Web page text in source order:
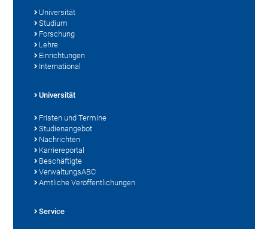
Universität
Studium
Forschung
Lehre
Einrichtungen
International
Universität
Fristen und Termine
Studienangebot
Nachrichten
Karriereportal
Beschäftigte
VerwaltungsABC
Amtliche Veröffentlichungen
Service